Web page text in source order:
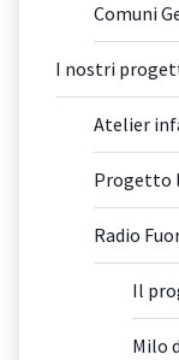
Comuni
I nostri
Atelier
Progetto
Radio
Il
Milo